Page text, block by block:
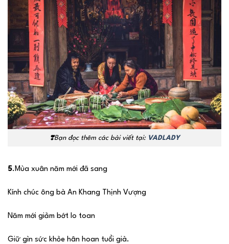
❣️Bạnđọc thêm các bài viết tại: VADLADY
5.Mùa xuân năm mới đã sang
Kính chúc ông bà An Khang Thịnh Vượng
Năm mới giảm bớt lo toan
Giữ gìn sức khỏe hân hoan tuổi già.